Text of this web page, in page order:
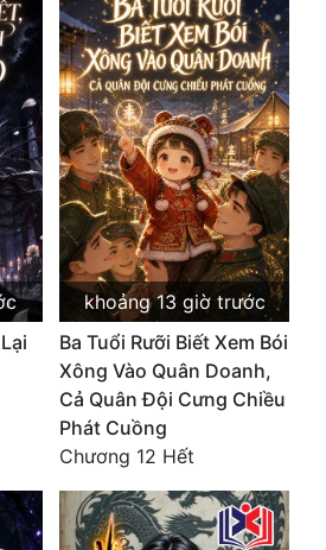
khoảng 13 giờ trước
Ba Tuổi Rưỡi Biết Xem Bói
Xông Vào Quân Doanh,
Cả Quân Đội Cưng Chiều
Phát Cuồng
Chương 12 Hết